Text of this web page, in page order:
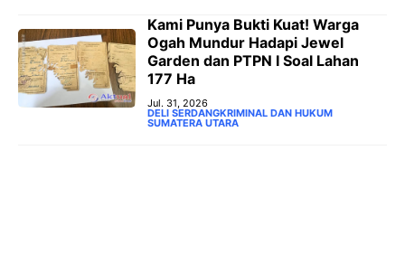
‎Kami Punya Bukti Kuat! Warga
Ogah Mundur Hadapi Jewel
Garden dan PTPN I Soal Lahan
177 Ha
Jul. 31, 2026
DELI SERDANGKRIMINAL DAN HUKUM
SUMATERA UTARA